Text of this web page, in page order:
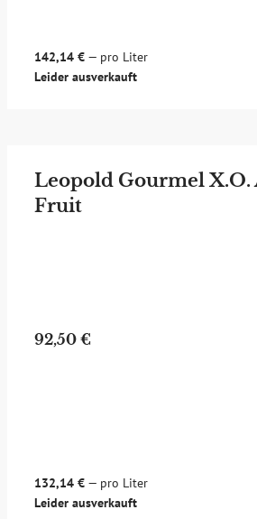
142,14 € — pro Liter
Leider ausverkauft
Leopold Gourmel X.O.
Fruit
92,50 €
132,14 € — pro Liter
Leider ausverkauft
Möchten Sie ein für Newsletter-
auf dem Laufenden gehalten werden?